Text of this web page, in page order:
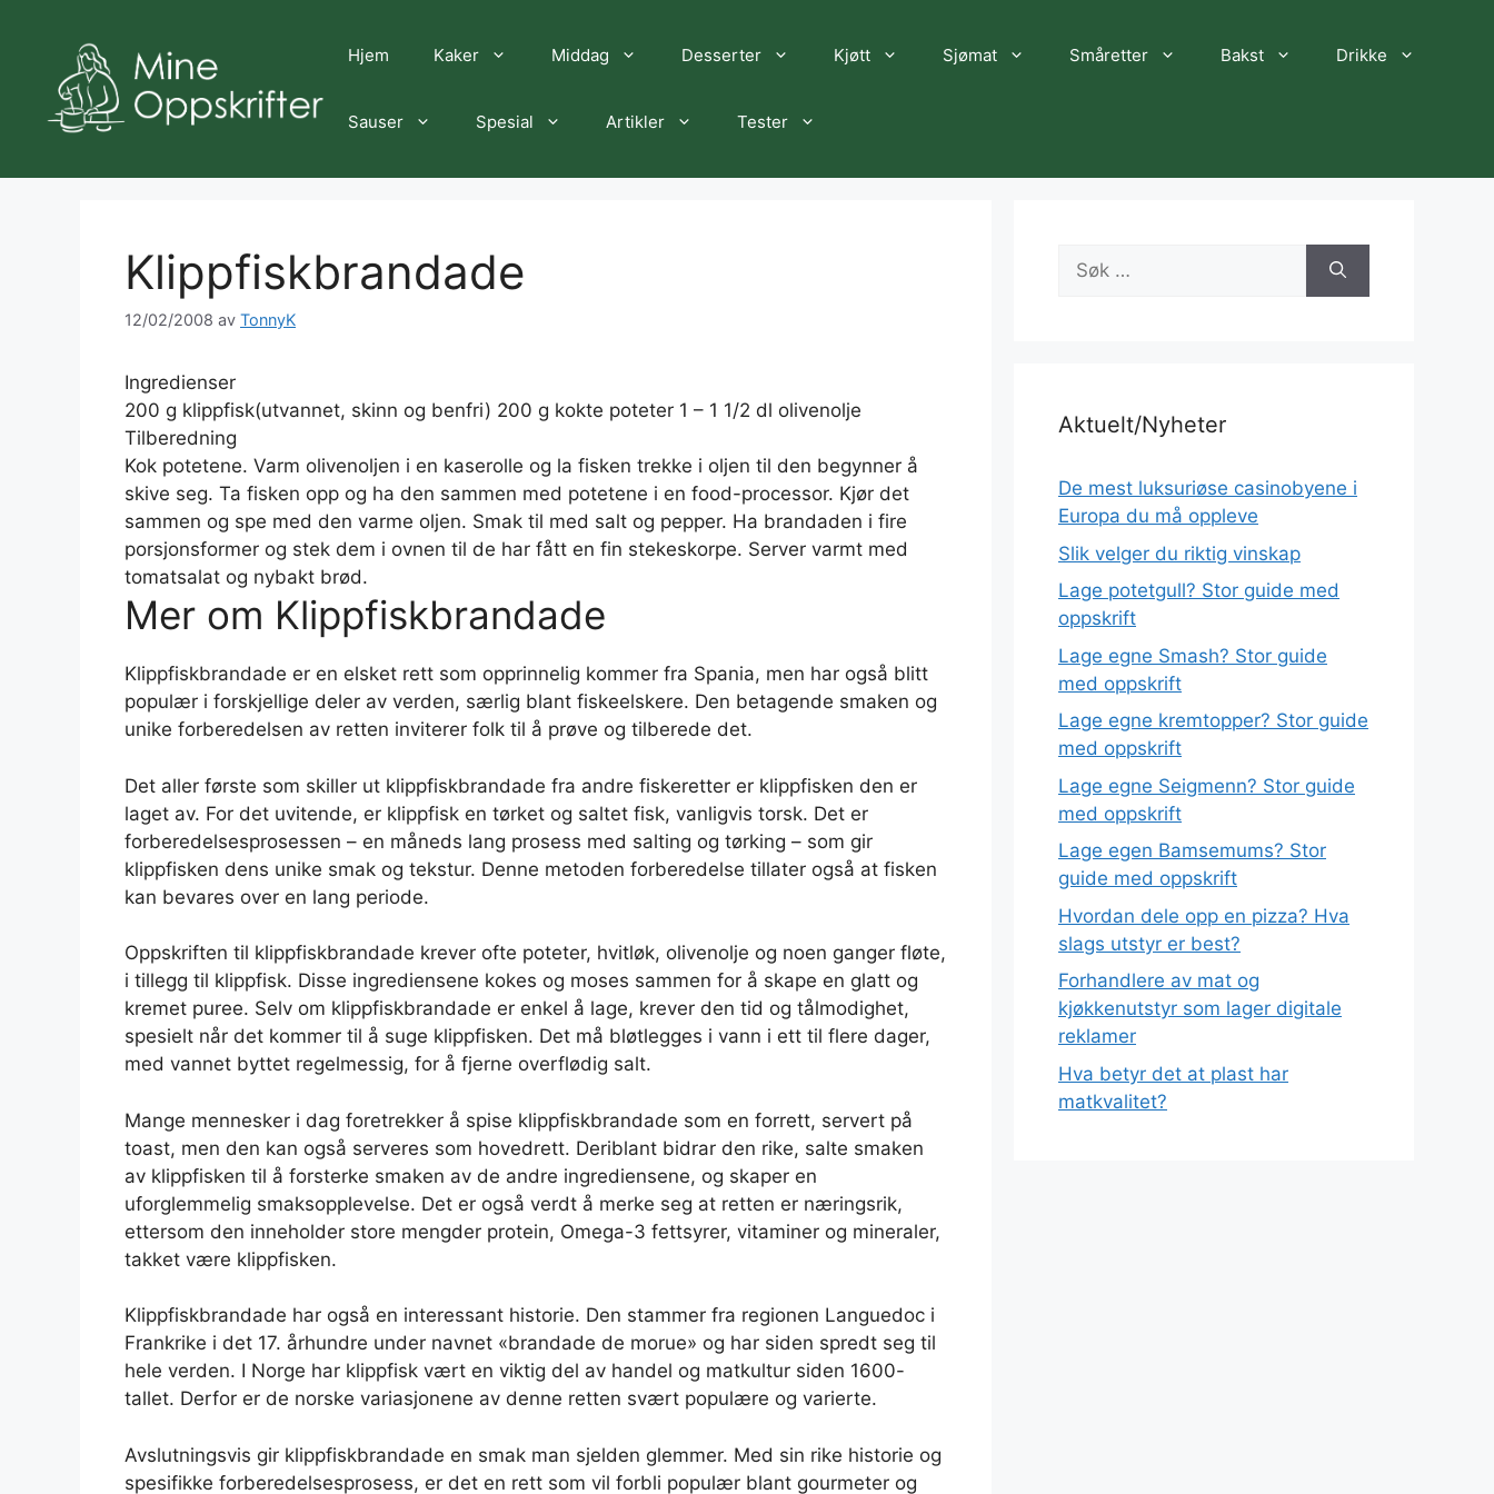
Hjem Kaker Middag Desserter Kjøtt Sjømat Småretter Bakst Drikke
Sauser Spesial Artikler Tester
Klippfiskbrandade
12/02/2008 av TonnyK
Ingredienser
200 g klippfisk(utvannet, skinn og benfri) 200 g kokte poteter 1 – 1 1/2 dl olivenolje
Tilberedning
Kok potetene. Varm olivenoljen i en kaserolle og la fisken trekke i oljen til den begynner å
skive seg. Ta fisken opp og ha den sammen med potetene i en food-processor. Kjør det
sammen og spe med den varme oljen. Smak til med salt og pepper. Ha brandaden i fire
porsjonsformer og stek dem i ovnen til de har fått en fin stekeskorpe. Server varmt med
tomatsalat og nybakt brød.
Mer om Klippfiskbrandade
Klippfiskbrandade er en elsket rett som opprinnelig kommer fra Spania, men har også blitt
populær i forskjellige deler av verden, særlig blant fiskeelskere. Den betagende smaken og
unike forberedelsen av retten inviterer folk til å prøve og tilberede det.
Det aller første som skiller ut klippfiskbrandade fra andre fiskeretter er klippfisken den er
laget av. For det uvitende, er klippfisk en tørket og saltet fisk, vanligvis torsk. Det er
forberedelsesprosessen – en måneds lang prosess med salting og tørking – som gir
klippfisken dens unike smak og tekstur. Denne metoden forberedelse tillater også at fisken
kan bevares over en lang periode.
Oppskriften til klippfiskbrandade krever ofte poteter, hvitløk, olivenolje og noen ganger fløte,
i tillegg til klippfisk. Disse ingrediensene kokes og moses sammen for å skape en glatt og
kremet puree. Selv om klippfiskbrandade er enkel å lage, krever den tid og tålmodighet,
spesielt når det kommer til å suge klippfisken. Det må bløtlegges i vann i ett til flere dager,
med vannet byttet regelmessig, for å fjerne overflødig salt.
Mange mennesker i dag foretrekker å spise klippfiskbrandade som en forrett, servert på
toast, men den kan også serveres som hovedrett. Deriblant bidrar den rike, salte smaken
av klippfisken til å forsterke smaken av de andre ingrediensene, og skaper en
uforglemmelig smaksopplevelse. Det er også verdt å merke seg at retten er næringsrik,
ettersom den inneholder store mengder protein, Omega-3 fettsyrer, vitaminer og mineraler,
takket være klippfisken.
Klippfiskbrandade har også en interessant historie. Den stammer fra regionen Languedoc i
Frankrike i det 17. århundre under navnet «brandade de morue» og har siden spredt seg til
hele verden. I Norge har klippfisk vært en viktig del av handel og matkultur siden 1600-
tallet. Derfor er de norske variasjonene av denne retten svært populære og varierte.
Avslutningsvis gir klippfiskbrandade en smak man sjelden glemmer. Med sin rike historie og
spesifikke forberedelsesprosess, er det en rett som vil forbli populær blant gourmeter og
Søk
etter:
Aktuelt/Nyheter
De mest luksuriøse casinobyene i
Europa du må oppleve
Slik velger du riktig vinskap
Lage potetgull? Stor guide med
oppskrift
Lage egne Smash? Stor guide
med oppskrift
Lage egne kremtopper? Stor guide
med oppskrift
Lage egne Seigmenn? Stor guide
med oppskrift
Lage egen Bamsemums? Stor
guide med oppskrift
Hvordan dele opp en pizza? Hva
slags utstyr er best?
Forhandlere av mat og
kjøkkenutstyr som lager digitale
reklamer
Hva betyr det at plast har
matkvalitet?